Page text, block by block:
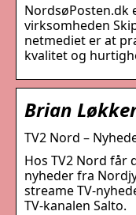
NordsøPosten.dk
virksomheden
netmediet er at
kvalitet og
Brian
TV2 Nord –
Hos TV2 Nord får
nyheder fra
streame TV-
TV-kanalen Salto.